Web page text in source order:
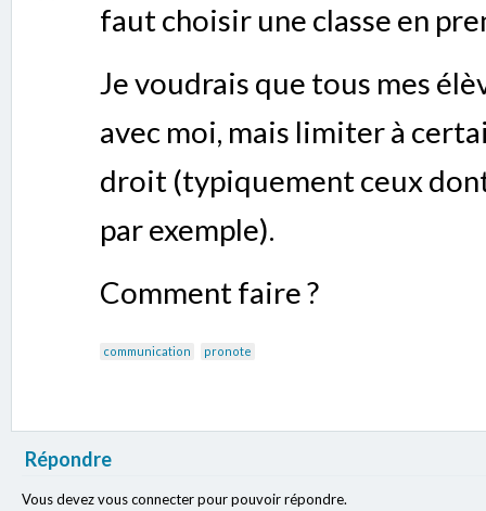
faut choisir une classe en
Je voudrais que tous mes
avec moi, mais limiter à
droit (typiquement ceux
par exemple).
Comment faire ?
communication pronote
Répondre
Vous devez vous connecter pour pouvoir répondre.